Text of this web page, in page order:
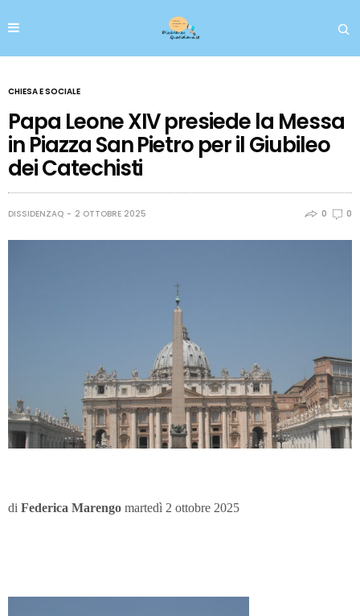
CHIESA E SOCIALE
Papa Leone XIV presiede la Messa
in Piazza San Pietro per il Giubileo
dei Catechisti
DISSIDENZAQ 2 OTTOBRE 2025 0 0
di Federica Marengo martedì 2 ottobre 2025